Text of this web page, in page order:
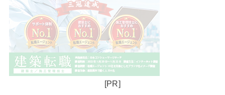
[PR]